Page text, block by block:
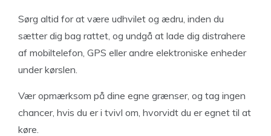
Sørg altid for at være udhvilet og ædru, inden du
sætter dig bag rattet, og undgå at lade dig distrahere
af mobiltelefon, GPS eller andre elektroniske enheder
under kørslen.
Vær opmærksom på dine egne grænser, og tag ingen
chancer, hvis du er i tvivl om, hvorvidt du er egnet til at
køre.